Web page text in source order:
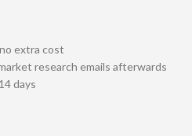
extra cost
research emails afterwards
days